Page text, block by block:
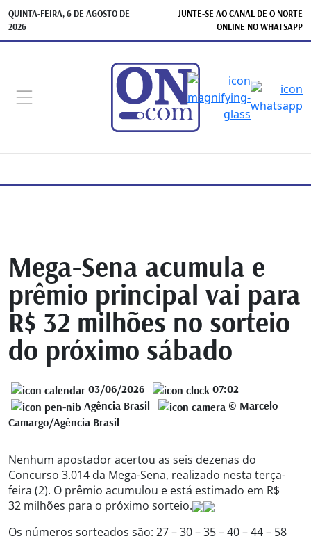
QUINTA-FEIRA, 6 DE AGOSTO DE
2026
JUNTE-SE AO CANAL DE O NORTE
ONLINE NO WHATSAPP
Mega-Sena acumula e
prêmio principal vai para
R$ 32 milhões no sorteio
do próximo sábado
03/06/2026
07:02
Agência Brasil
© Marcelo
Camargo/Agência Brasil
Nenhum apostador acertou as seis dezenas do
Concurso 3.014 da Mega-Sena, realizado nesta terça-
feira (2). O prêmio acumulou e está estimado em R$
32 milhões para o próximo sorteio.
Os números sorteados são: 27 – 30 – 35 – 40 – 44 – 58